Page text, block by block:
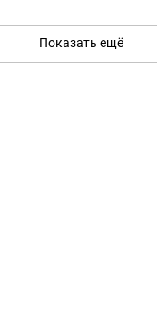
Показать ещё